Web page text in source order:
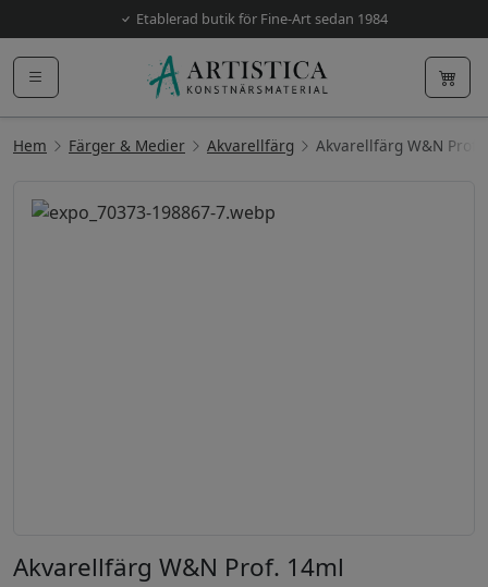
Etablerad butik för Fine-Art sedan 1984
Hem Färger & Medier Akvarellfärg Akvarellfärg W&N Prof.
Akvarellfärg W&N Prof. 14ml